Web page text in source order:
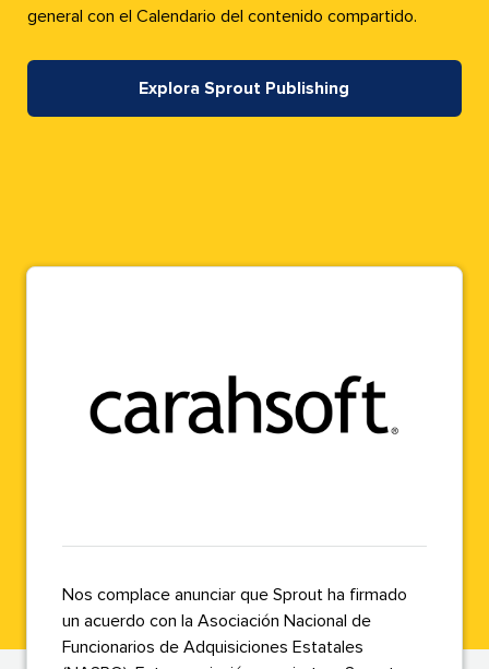
general con el Calendario del contenido compartido.​​
Explora Sprout Publishing​​
Nos complace anunciar que Sprout ha firmado
un acuerdo con la Asociación Nacional de
Funcionarios de Adquisiciones Estatales